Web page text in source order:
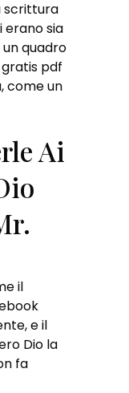
scrittura
erano sia
quadro
pdf
come un
Ai
il
e il
Dio la
fa